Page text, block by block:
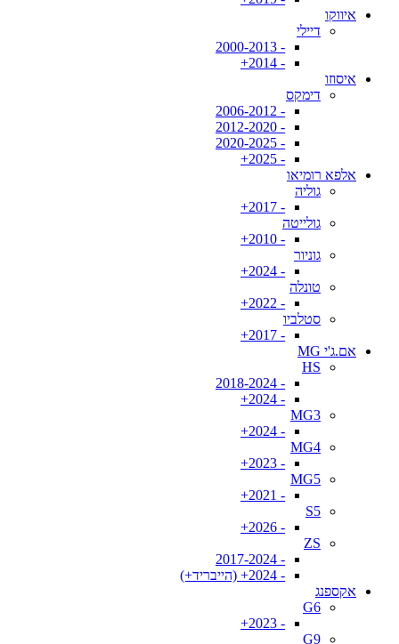
איווקו
דיילי
- 2000-2013
- 2014+
איסוזו
דימקס
- 2006-2012
- 2012-2020
- 2020-2025
- 2025+
אלפא רומיאו
גוליה
- 2017+
גולייטה
- 2010+
גוניור
- 2024+
טונלה
- 2022+
סטלביו
- 2017+
אם.ג'י MG
HS
- 2018-2024
- 2024+
MG3
- 2024+
MG4
- 2023+
MG5
- 2021+
S5
- 2026+
ZS
- 2017-2024
- 2024+ (הייבריד+)
אקספנג
G6
- 2023+
G9